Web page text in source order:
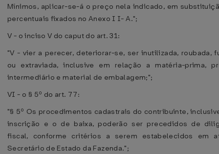
Mínimos, aplicar-se-á o preço nela indicado, em
percentuais fixados no Anexo I I- A.";
V - o inciso V do caput do art. 31:
"V - vier a perecer, deteriorar-se, ser inutilizada, roubada,
ou extraviada, inclusive em relação a matéria-prima,
intermediário e material de embalagem;";
VI - o § 5º do art. 77:
"§ 5º Os procedimentos cadastrais do contribuinte,
inscrição e o de baixa, poderão ser precedidos de
fiscal, conforme critérios a serem estabelecidos em
Secretário de Estado da Fazenda.";